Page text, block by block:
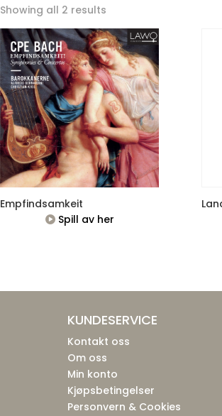
Showing all 2 results
Empfindsamkeit
Spill av her
KUNDESERVICE
Kontakt oss
Om oss
Min konto
Kjøpsbetingelser
Personvern & Cookies